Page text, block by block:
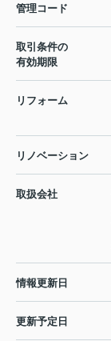
管理コード
取引条件の
有効期限
リフォーム
リノベーション
取扱会社
情報更新日
更新予定日